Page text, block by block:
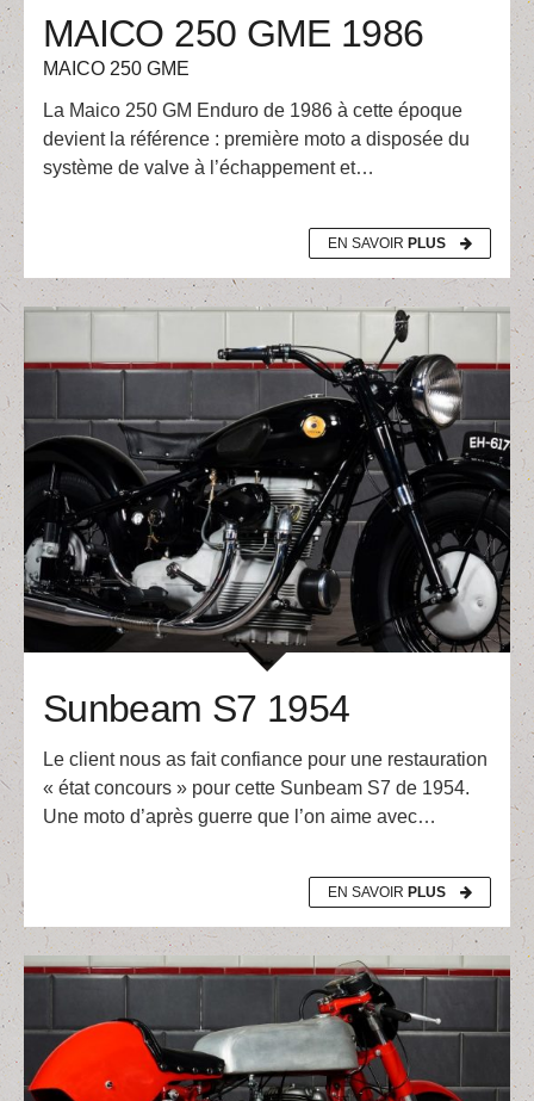
MAICO 250 GME 1986
MAICO 250 GME
La Maico 250 GM Enduro de 1986 à cette époque
devient la référence : première moto a disposée du
système de valve à l’échappement et…
EN SAVOIR PLUS
Sunbeam S7 1954
Le client nous as fait confiance pour une restauration
« état concours » pour cette Sunbeam S7 de 1954.
Une moto d’après guerre que l’on aime avec…
EN SAVOIR PLUS